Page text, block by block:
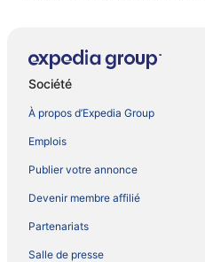
Société
À propos d’Expedia Group
Emplois
Publier votre annonce
Devenir membre affilié
Partenariats
Salle de presse